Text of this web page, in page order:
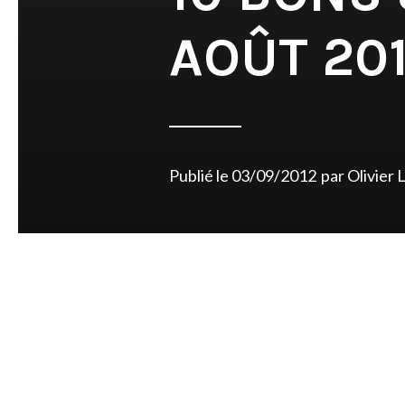
AOÛT
Publié le 03/09/2012 parOlivier